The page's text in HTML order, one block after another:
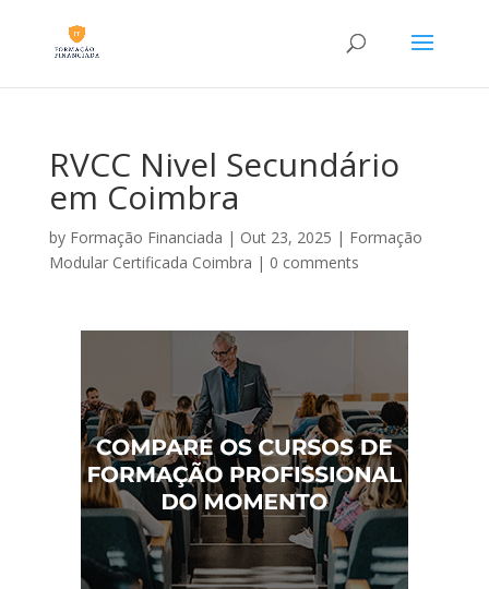
RVCC Nivel Secundário
em Coimbra
by Formação Financiada | Out 23, 2025 | Formação
Modular Certificada Coimbra | 0 comments